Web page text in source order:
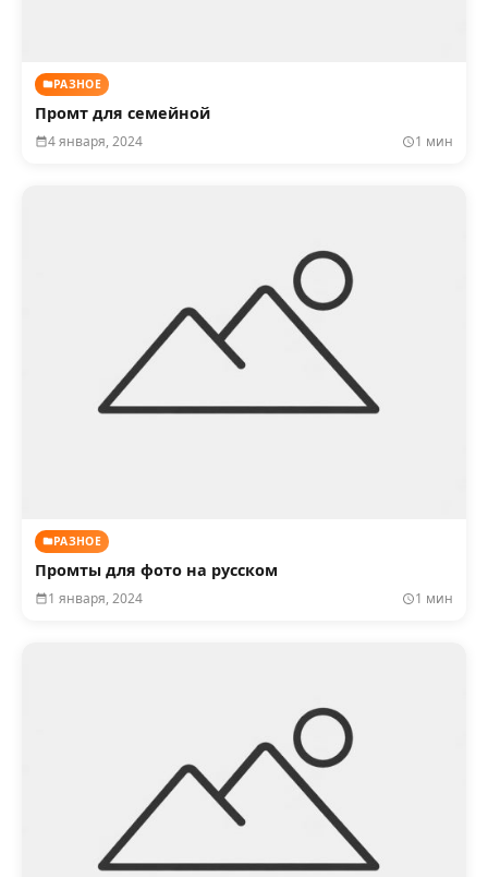
РАЗНОЕ
Промт для семейной
4 января, 2024 1 мин
РАЗНОЕ
Промты для фото на русском
1 января, 2024 1 мин